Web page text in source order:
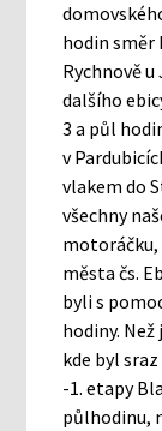
hodin směr
Rychnově
dalšího
3 a půl
v
vlakem do
všechny
motoráčku,
města čs.
byli s
hodiny.
kde byl
-1. etapy
půlhodinu,